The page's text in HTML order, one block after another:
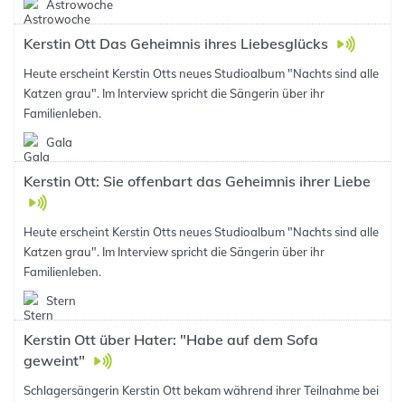
Astrowoche
Kerstin Ott Das Geheimnis ihres Liebesglücks
Heute erscheint Kerstin Otts neues Studioalbum "Nachts sind alle
Katzen grau". Im Interview spricht die Sängerin über ihr
Familienleben.
Gala
Kerstin Ott: Sie offenbart das Geheimnis ihrer Liebe
Heute erscheint Kerstin Otts neues Studioalbum "Nachts sind alle
Katzen grau". Im Interview spricht die Sängerin über ihr
Familienleben.
Stern
Kerstin Ott über Hater: "Habe auf dem Sofa
geweint"
Schlagersängerin Kerstin Ott bekam während ihrer Teilnahme bei